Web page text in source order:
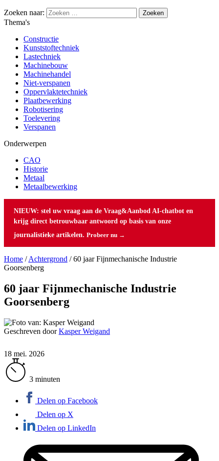
Zoeken naar:
Thema's
Constructie
Kunststoftechniek
Lastechniek
Machinebouw
Machinehandel
Niet-verspanen
Oppervlaktetechniek
Plaatbewerking
Robotisering
Toelevering
Verspanen
Onderwerpen
CAO
Historie
Metaal
Metaalbewerking
NIEUW: stel uw vraag aan de Vraag&Aanbod AI-chatbot en
krijg direct betrouwbaar antwoord op basis van onze
journalistieke artikelen. Probeer nu →
Home /Achtergrond /60 jaar Fijnmechanische Industrie
Goorsenberg
60 jaar Fijnmechanische Industrie
Goorsenberg
Geschreven doorKasper Weigand
18 mei. 2026
3 minuten
Delen op Facebook
Delen op X
Delen op LinkedIn